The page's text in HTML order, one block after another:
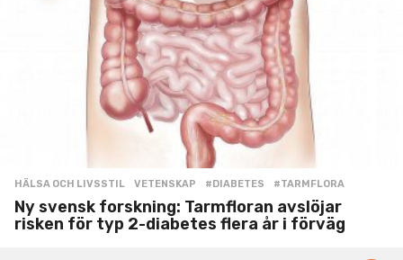
HÄLSA OCH LIVSSTIL ,VETENSKAP #DIABETES ,#TARMFLORA
Ny svensk forskning: Tarmfloran avslöjar
risken för typ 2-diabetes flera år i förväg